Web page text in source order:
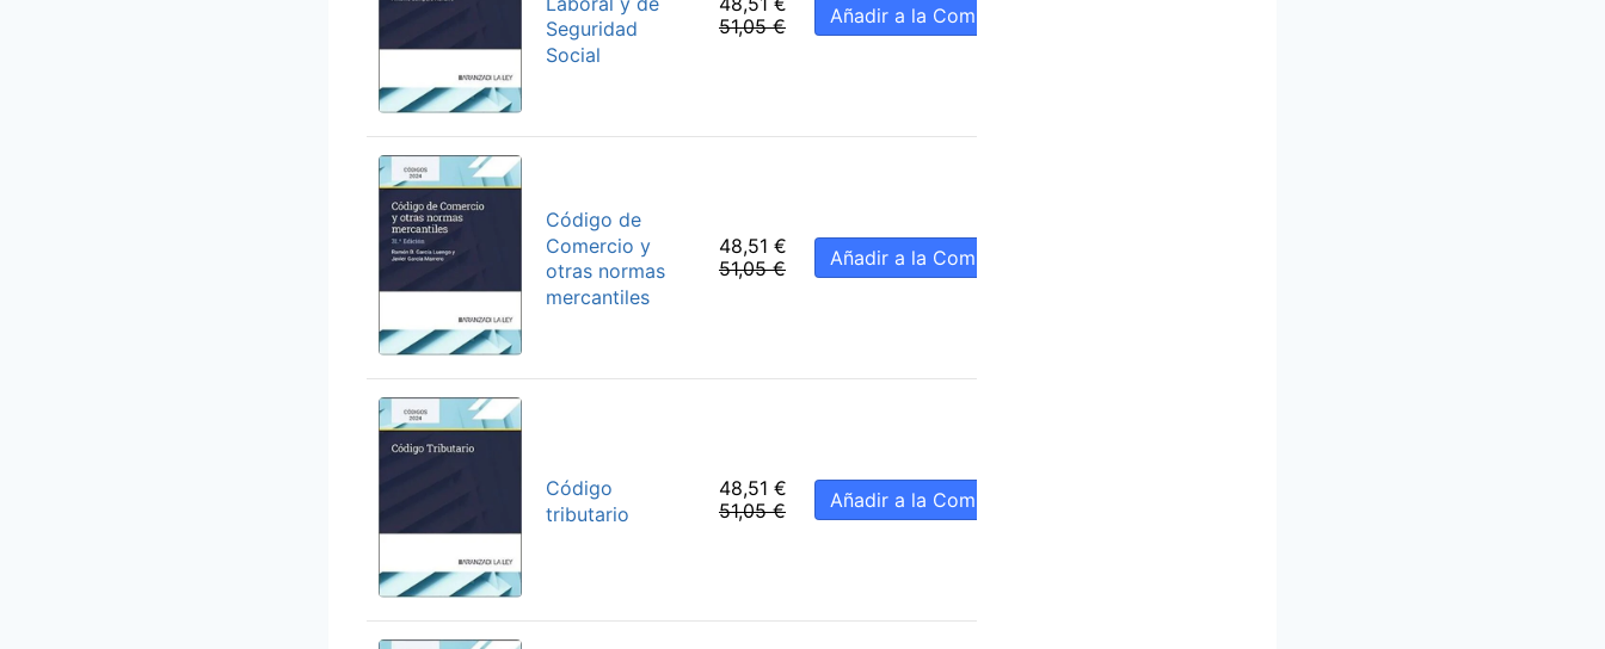
Seguridad
Social
51,05 € Añadir a la Compra
Código de
Comercio y
otras normas
mercantiles
48,51 €
51,05 € Añadir a la Compra
Código
tributario
48,51 €
51,05 € Añadir a la Compra